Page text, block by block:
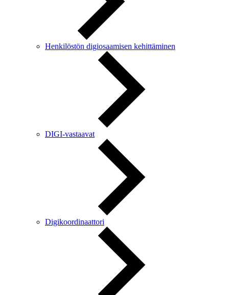
Henkilöstön digiosaamisen kehittäminen
DIGI-vastaavat
Digikoordinaattori